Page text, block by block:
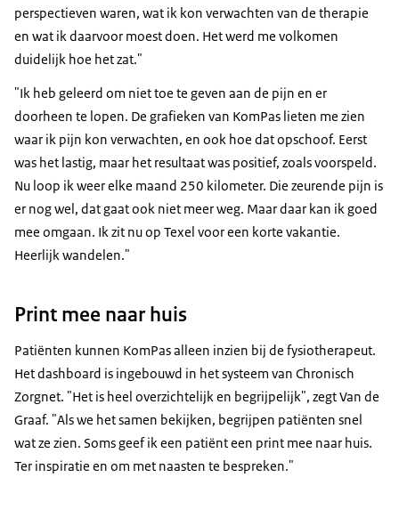
perspectieven waren, wat ik kon verwachten van de therapie
en wat ik daarvoor moest doen. Het werd me volkomen
duidelijk hoe het zat."
"Ik heb geleerd om niet toe te geven aan de pijn en er
doorheen te lopen. De grafieken van KomPas lieten me zien
waar ik pijn kon verwachten, en ook hoe dat opschoof. Eerst
was het lastig, maar het resultaat was positief, zoals voorspeld.
Nu loop ik weer elke maand 250 kilometer. Die zeurende pijn is
er nog wel, dat gaat ook niet meer weg. Maar daar kan ik goed
mee omgaan. Ik zit nu op Texel voor een korte vakantie.
Heerlijk wandelen."
Print mee naar huis
Patiënten kunnen KomPas alleen inzien bij de fysiotherapeut.
Het dashboard is ingebouwd in het systeem van Chronisch
Zorgnet. "Het is heel overzichtelijk en begrijpelijk", zegt Van de
Graaf. "Als we het samen bekijken, begrijpen patiënten snel
wat ze zien. Soms geef ik een patiënt een print mee naar huis.
Ter inspiratie en om met naasten te bespreken."